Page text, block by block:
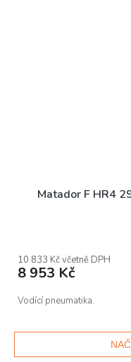
Matador F HR4
10 833 Kč včetně DPH
8 953 Kč
Vodící pneumatika.